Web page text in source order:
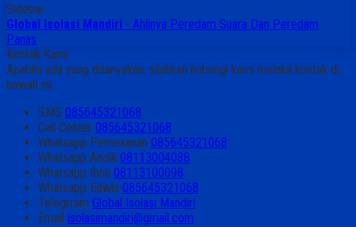
Sidebar
Global Isolasi Mandiri - Ahlinya Peredam Suara Dan Peredam
Panas
Kontak Kami
Apabila ada yang ditanyakan, silahkan hubungi kami melalui kontak di
bawah ini.
SMS 085645321068
Call Center 085645321068
Whatsapp Pemesanan 085645321068
Whatsapp Andik 08113004088
Whatsapp Ibnu 08113100098
Whatsapp Edwin 085645321068
Telegrram Global Isolasi Mandiri
Email isolasimandiri@gmail.com